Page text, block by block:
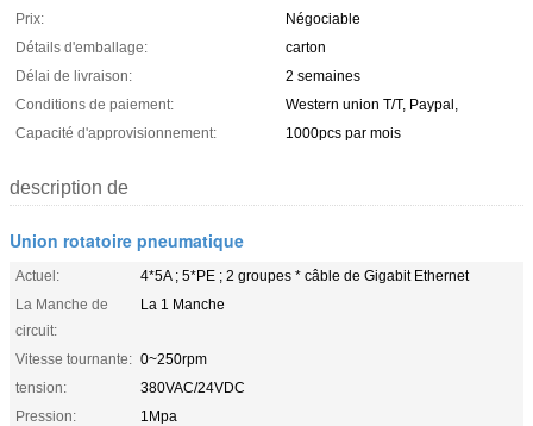
Prix:
Négociable
Détails d'emballage:
carton
Délai de livraison:
2 semaines
Conditions de paiement:
Western union T/T, Paypal,
Capacité d'approvisionnement:
1000pcs par mois
description de
Union rotatoire pneumatique
Actuel:
4*5A ; 5*PE ; 2 groupes * câble de Gigabit Ethernet
La Manche de
circuit:
La 1 Manche
Vitesse tournante: 0~250rpm
tension:
380VAC/24VDC
Pression:
1Mpa